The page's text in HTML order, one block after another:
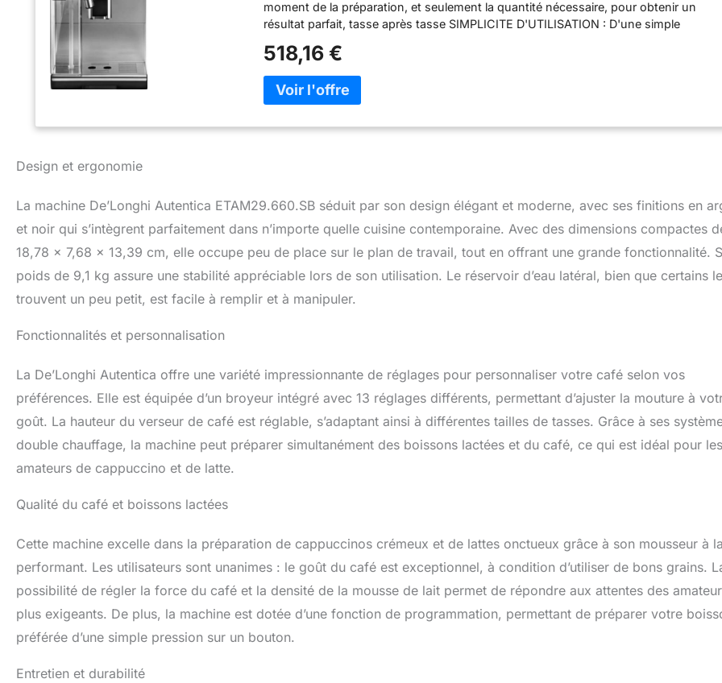
moment de la préparation, et seulement la quantité nécessaire, pour obtenir un
résultat parfait, tasse après tasse SIMPLICITE D'UTILISATION : D'une simple
commande tactile avec écran LCD LARGE CHOIX DE RECETTES : Profitez de 5
recettes café et lactées (expresso, double expresso, LONG, Doppio+,
Cappuccino) en accès direct et plus encore grâce à la carafe LatteCrema System
PERSONNALISATION : Personnalisez et enregistrez vos boissons selon vos goûts
(intensité, longueur en tasse et température) DU GRAIN A LA TASSE : L'expresso
518,16 €
Design et ergonomie
La machine De’Longhi Autentica ETAM29.660.SB séduit par son design élégant et moderne, avec ses finitions en
et noir qui s’intègrent parfaitement dans n’importe quelle cuisine contemporaine. Avec des dimensions compactes
18,78 x 7,68 x 13,39 cm, elle occupe peu de place sur le plan de travail, tout en offrant une grande fonctionnalité.
poids de 9,1 kg assure une stabilité appréciable lors de son utilisation. Le réservoir d’eau latéral, bien que certains le
trouvent un peu petit, est facile à remplir et à manipuler.
Fonctionnalités et personnalisation
La De’Longhi Autentica offre une variété impressionnante de réglages pour personnaliser votre café selon vos
préférences. Elle est équipée d’un broyeur intégré avec 13 réglages différents, permettant d’ajuster la mouture à
goût. La hauteur du verseur de café est réglable, s’adaptant ainsi à différentes tailles de tasses. Grâce à ses
double chauffage, la machine peut préparer simultanément des boissons lactées et du café, ce qui est idéal pour les
amateurs de cappuccino et de latte.
Qualité du café et boissons lactées
Cette machine excelle dans la préparation de cappuccinos crémeux et de lattes onctueux grâce à son mousseur à
performant. Les utilisateurs sont unanimes : le goût du café est exceptionnel, à condition d’utiliser de bons grains.
possibilité de régler la force du café et la densité de la mousse de lait permet de répondre aux attentes des
plus exigeants. De plus, la machine est dotée d’une fonction de programmation, permettant de préparer votre
préférée d’une simple pression sur un bouton.
Entretien et durabilité